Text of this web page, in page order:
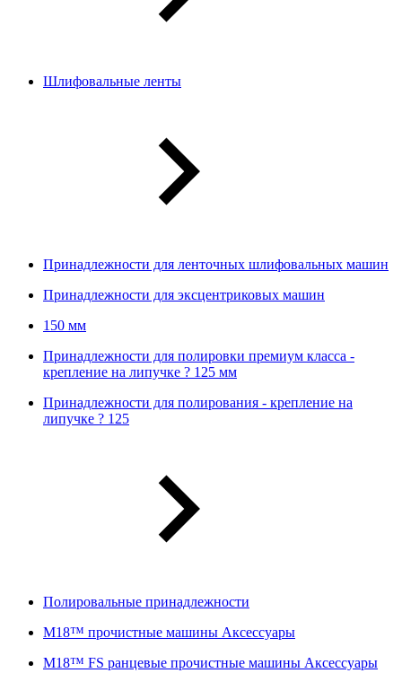
Шлифовальные ленты
Принадлежности для ленточных шлифовальных машин
Принадлежности для эксцентриковых машин
150 мм
Принадлежности для полировки премиум класса -
крепление на липучке ? 125 мм
Принадлежности для полирования - крепление на
липучке ? 125
Полировальные принадлежности
M18™ прочистные машины Аксессуары
M18™ FS ранцевые прочистные машины Аксессуары